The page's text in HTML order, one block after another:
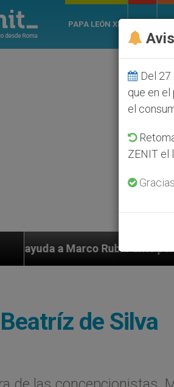
PAPA LEÓN XIV
ante persecución de colonos
de Silva
Del
que en
el
ZENIT el
Gracias.